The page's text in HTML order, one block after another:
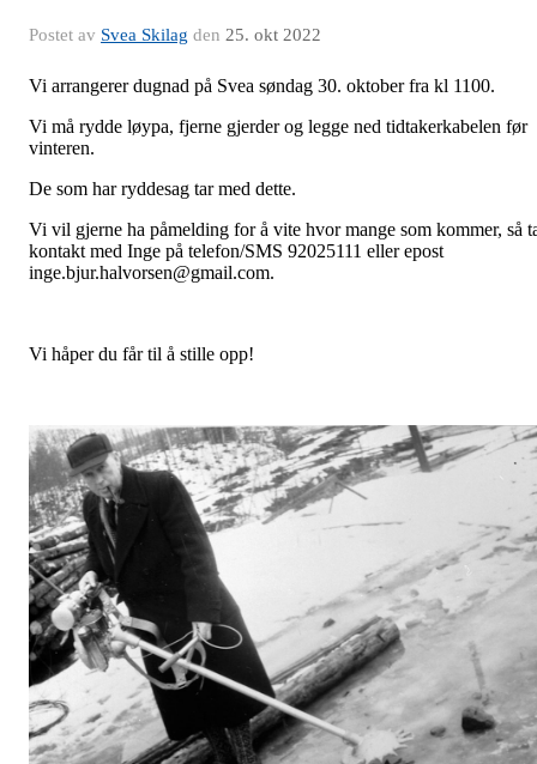
Postet av Svea Skilag den 25. okt 2022
Vi arrangerer dugnad på Svea søndag 30. oktober fra kl 1100.
Vi må rydde løypa, fjerne gjerder og legge ned tidtakerkabelen før
vinteren.
De som har ryddesag tar med dette.
Vi vil gjerne ha påmelding for å vite hvor mange som kommer, så
kontakt med Inge på telefon/SMS 92025111 eller epost
inge.bjur.halvorsen@gmail.com.
Vi håper du får til å stille opp!